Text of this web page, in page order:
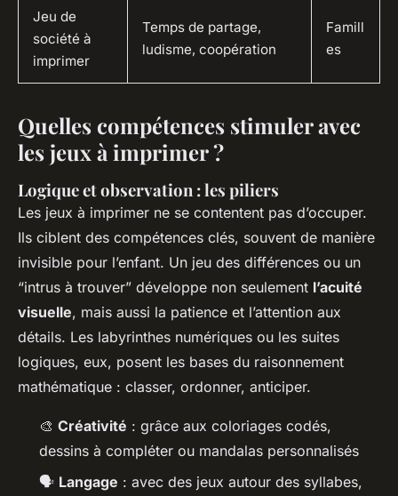
Jeu de
société à
imprimer
Temps de partage,
ludisme, coopération
Famill
es
Quelles compétences stimuler avec
les jeux à imprimer ?
Logique et observation : les piliers
Les jeux à imprimer ne se contentent pas d’occuper.
Ils ciblent des compétences clés, souvent de manière
invisible pour l’enfant. Un jeu des différences ou un
“intrus à trouver” développe non seulement l’acuité
visuelle, mais aussi la patience et l’attention aux
détails. Les labyrinthes numériques ou les suites
logiques, eux, posent les bases du raisonnement
mathématique : classer, ordonner, anticiper.
🎨 Créativité : grâce aux coloriages codés,
dessins à compléter ou mandalas personnalisés
🗣️ Langage : avec des jeux autour des syllabes,